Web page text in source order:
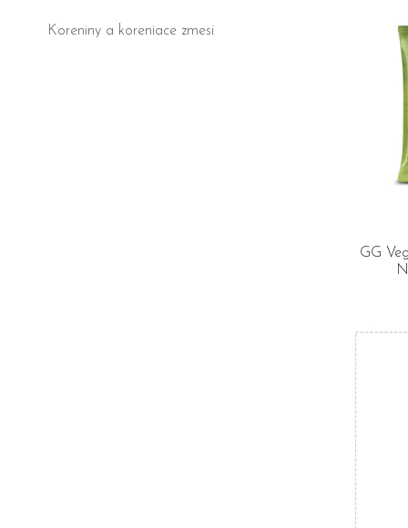
Koreniny a koreniace zmesi
GG